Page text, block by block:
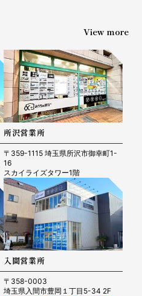
View more
所沢営業所
〒359-1115 埼玉県所沢市御幸町1-
16
スカイライズタワー1階
入間営業所
〒358-0003
埼玉県入間市豊岡１丁目5-34 2F